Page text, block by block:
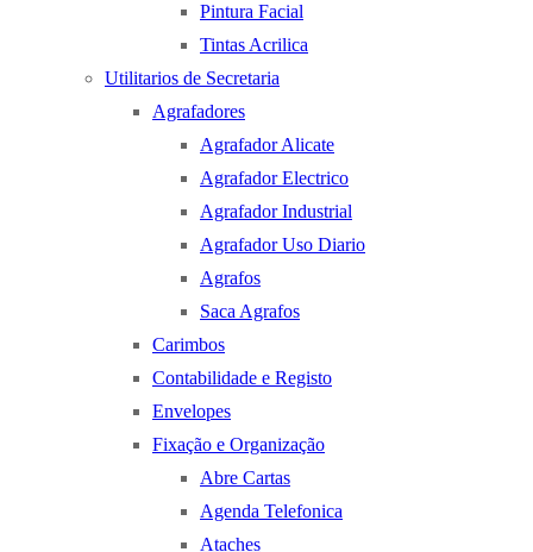
Pintura Facial
Tintas Acrilica
Utilitarios de Secretaria
Agrafadores
Agrafador Alicate
Agrafador Electrico
Agrafador Industrial
Agrafador Uso Diario
Agrafos
Saca Agrafos
Carimbos
Contabilidade e Registo
Envelopes
Fixação e Organização
Abre Cartas
Agenda Telefonica
Ataches